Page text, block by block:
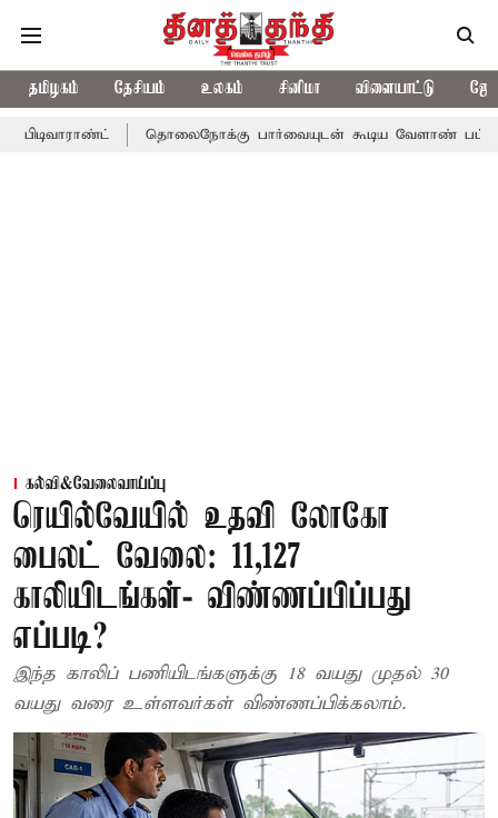
தமிழகம் தேசியம் உலகம் சினிமா விளையாட்டு
தொலைநோக்கு பார்வையுடன் கூடிய வேளாண் பட்ஜெட்: முதல்-
கல்வி&வேலைவாய்ப்பு
ரெயில்வேயில் உதவி லோகோ
பைலட் வேலை: 11,127
காலியிடங்கள்- விண்ணப்பிப்பது
எப்படி?
இந்த காலிப் பணியிடங்களுக்கு 18 வயது முதல் 30
வயது வரை உள்ளவர்கள் விண்ணப்பிக்கலாம்.